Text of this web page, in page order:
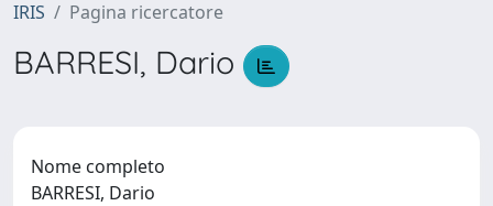
IRIS Pagina ricercatore
BARRESI, Dario
Nome completo
BARRESI, Dario